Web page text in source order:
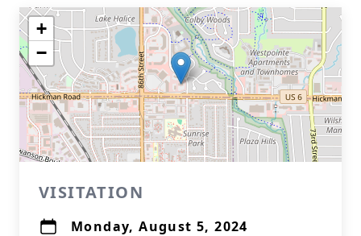
+
−
VISITATION
Monday, August 5, 2024